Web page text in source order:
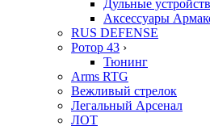
Дульные
Аксессуары
RUS DEFENSE
Ротор 43 ›
Тюнинг
Arms RTG
Вежливый стрелок
Легальный Арсенал
ЛОТ